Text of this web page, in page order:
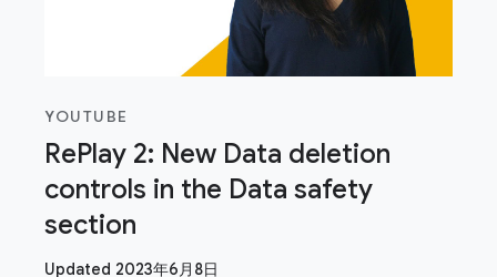
YOUTUBE
RePlay 2: New Data deletion
controls in the Data safety
section
Updated 2023年6月8日